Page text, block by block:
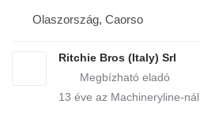
Olaszország, Caorso
Ritchie Bros (Italy) Srl
13 éve az Machineryline-nál